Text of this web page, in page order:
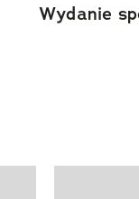
Wydanie